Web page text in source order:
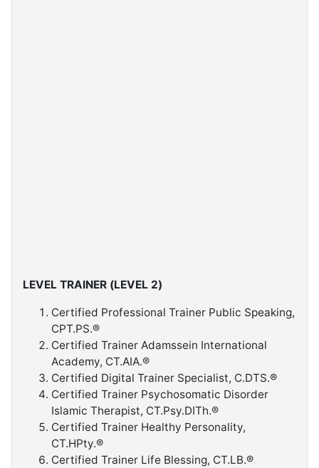
LEVEL TRAINER (LEVEL 2)
Certified Professional Trainer Public Speaking,
CPT.PS.®
Certified Trainer Adamssein International
Academy, CT.AIA.®
Certified Digital Trainer Specialist, C.DTS.®
Certified Trainer Psychosomatic Disorder
Islamic Therapist, CT.Psy.DITh.®
Certified Trainer Healthy Personality,
CT.HPty.®
Certified Trainer Life Blessing, CT.LB.®